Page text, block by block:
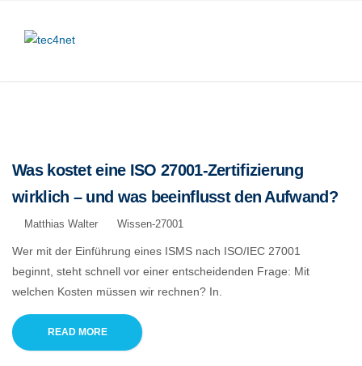
Was kostet eine ISO 27001-Zertifizierung
wirklich – und was beeinflusst den Aufwand?
Matthias Walter Wissen-27001
Wer mit der Einführung eines ISMS nach ISO/IEC 27001
beginnt, steht schnell vor einer entscheidenden Frage: Mit
welchen Kosten müssen wir rechnen? In.
READ MORE